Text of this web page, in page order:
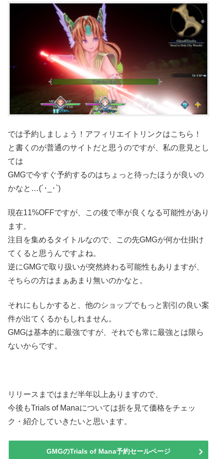
では予約しましょう！アフィリエイトリンクはこちら！
と書くのが普通のサイトだと思うのですが、私の意見とし
ては
GMGで今すぐ予約するのはちょっと待ったほうが良いの
かなと…(´･_･`)
現在11%OFFですが、この後で率が良くなる可能性があり
ます。
注目を集めるタイトルなので、この先GMGが何か仕掛け
てくると思うんですよね。
逆にGMGで取り扱いが突然終わる可能性もありますが、
そちらの方はまぁあまり無いのかなと。
それにもしかすると、他のショップでもっと割引の良い案
件が出てくるかもしれません。
GMGは基本的に最強ですが、それでも常に最強とは限ら
ないからです。
リリースまではまだ半年以上ありますので、
今後もTrials of Manaについては折を見て価格をチェッ
ク・紹介していきたいと思います。
GMGのTrials of Mana予約セールページ